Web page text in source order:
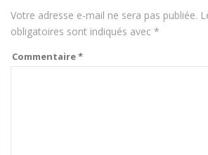
Votre adresse e-mail ne sera pas publiée.
obligatoires sont indiqués avec *
Commentaire*